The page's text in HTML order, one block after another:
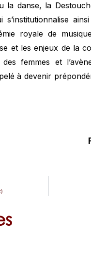
la danse, la
s’institutionnalise
royale de
et les enjeux de la
des femmes et
à devenir